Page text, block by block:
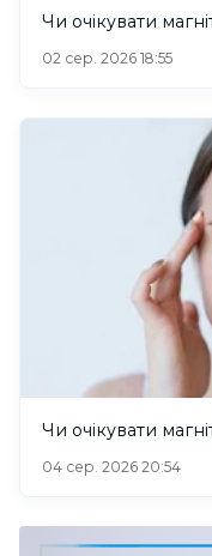
Чи очікувати
02 сер. 2026 18:55
Чи очікувати
04 сер. 2026 20:54